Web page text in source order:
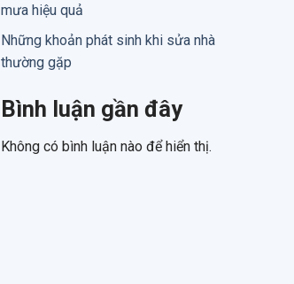
mưa hiệu quả
Những khoản phát sinh khi sửa nhà
thường gặp
Bình luận gần đây
Không có bình luận nào để hiển thị.